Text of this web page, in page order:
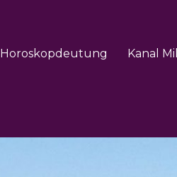
Horoskopdeutung Kanal